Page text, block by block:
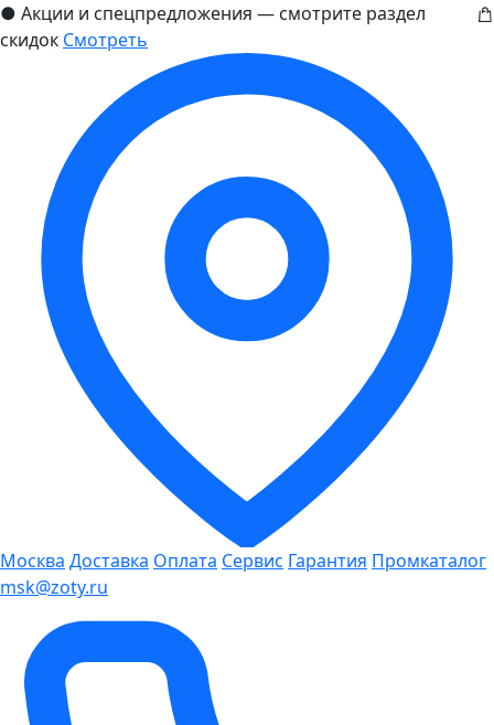
● Акции и спецпредложения — смотрите раздел
скидок Смотреть
Москва Доставка Оплата Сервис Гарантия Промкаталог
msk@zoty.ru